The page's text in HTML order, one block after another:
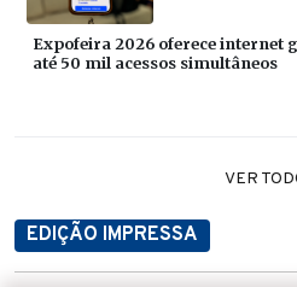
Expofeira 2026 oferece internet
até 50 mil acessos simultâneos
VER
EDIÇÃO IMPRESSA